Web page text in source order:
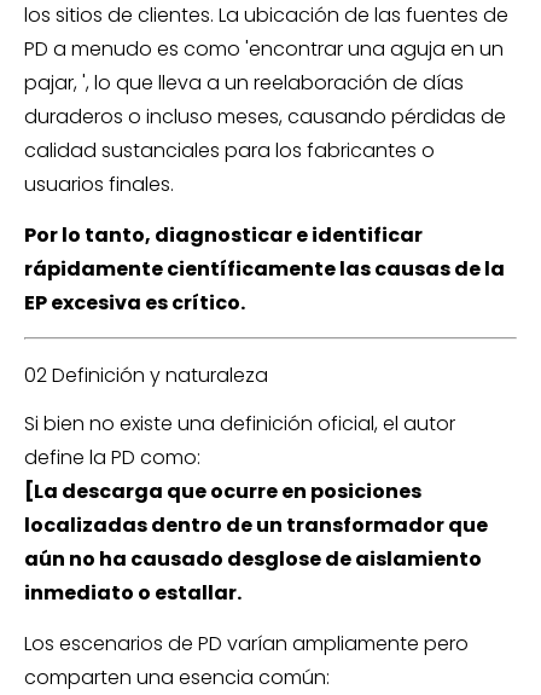
los sitios de clientes. La ubicación de las fuentes de
PD a menudo es como 'encontrar una aguja en un
pajar, ', lo que lleva a un reelaboración de días
duraderos o incluso meses, causando pérdidas de
calidad sustanciales para los fabricantes o
usuarios finales.
Por lo tanto, diagnosticar e identificar
rápidamente científicamente las causas de la
EP excesiva es crítico.
02 Definición y naturaleza
Si bien no existe una definición oficial, el autor
define la PD como:
[La descarga que ocurre en posiciones
localizadas dentro de un transformador que
aún no ha causado desglose de aislamiento
inmediato o estallar.
Los escenarios de PD varían ampliamente pero
comparten una esencia común: